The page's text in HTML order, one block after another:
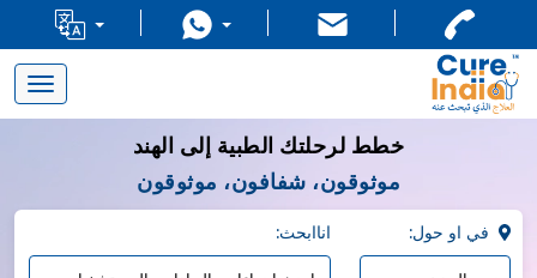
Toggle
navigation
خطط لرحلتك الطبية إلى الهند
موثوقون، شفافون، موثوقون
:اناابحث